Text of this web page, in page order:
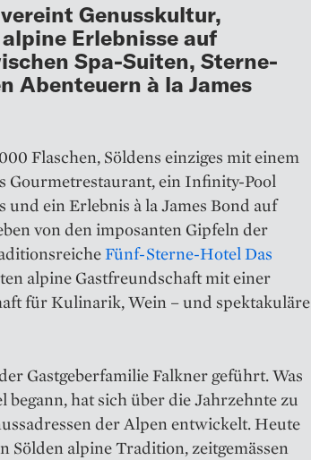
Genusskultur,
Erlebnisse auf
Spa-Suiten, Sterne-
Abenteuern à la James
Flaschen, Söldens einziges mit einem
Gourmetrestaurant, ein Infinity-Pool
ein Erlebnis à la James Bond auf
von den imposanten Gipfeln der
Fünf-Sterne-Hotel Das
alpine Gastfreundschaft mit einer
für Kulinarik, Wein – und spektakuläre
Gastgeberfamilie Falkner geführt. Was
hat sich über die Jahrzehnte zu
der Alpen entwickelt. Heute
Sölden alpine Tradition, zeitgemässen